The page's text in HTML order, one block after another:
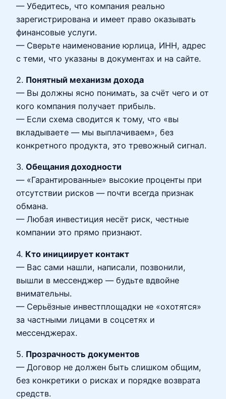
— Убедитесь, что компания реально
зарегистрирована и имеет право оказывать
финансовые услуги.
— Сверьте наименование юрлица, ИНН, адрес
с теми, что указаны в документах и на сайте.
2. Понятный механизм дохода
— Вы должны ясно понимать, за счёт чего и от
кого компания получает прибыль.
— Если схема сводится к тому, что «вы
вкладываете — мы выплачиваем», без
конкретного продукта, это тревожный сигнал.
3. Обещания доходности
— «Гарантированные» высокие проценты при
отсутствии рисков — почти всегда признак
обмана.
— Любая инвестиция несёт риск, честные
компании это прямо признают.
4. Кто инициирует контакт
— Вас сами нашли, написали, позвонили,
вышли в мессенджер — будьте вдвойне
внимательны.
— Серьёзные инвестплощадки не «охотятся»
за частными лицами в соцсетях и
мессенджерах.
5. Прозрачность документов
— Договор не должен быть слишком общим,
без конкретики о рисках и порядке возврата
средств.